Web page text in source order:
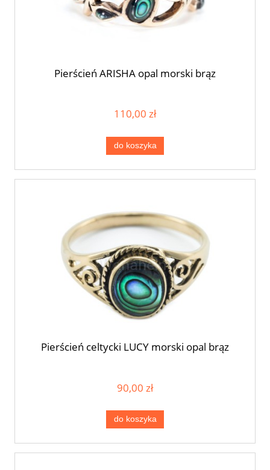
Pierścień ARISHA opal morski brąz
110,00 zł
do koszyka
Pierścień celtycki LUCY morski opal brąz
90,00 zł
do koszyka